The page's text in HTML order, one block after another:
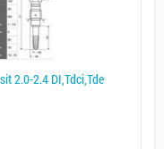
2.0-2.4 DI,Tdci,Tde